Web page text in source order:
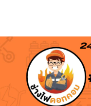
ยัง
เนื้อหา